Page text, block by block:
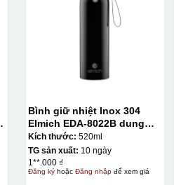
Bình giữ nhiệt Inox 304
Elmich EDA-8022B dung
tích 520ml
Kích thước: 520ml
TG sản xuất: 10 ngày
1**.000 ₫
Đăng kýhoặc Đăng nhậpđể xem giá